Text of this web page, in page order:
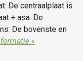
De centraalplaat is
+ asa. De
De bovenste en
»